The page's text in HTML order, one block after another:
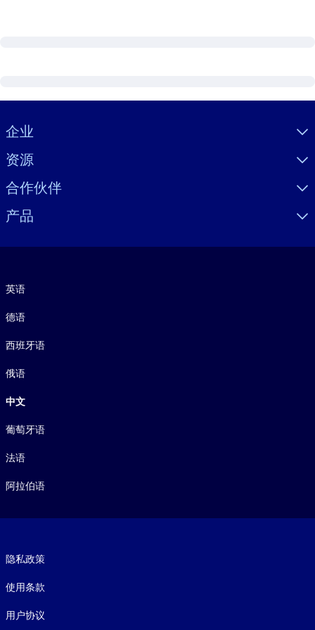
Visually hidden Text
企业
资源
合作伙伴
产品
英语
德语
西班牙语
俄语
中文
葡萄牙语
法语
阿拉伯语
隐私政策
使用条款
用户协议